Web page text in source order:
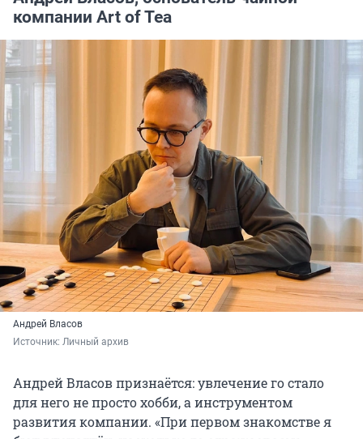
компании Art of Tea
Андрей Власов
Источник: Личный архив
Андрей Власов признаётся: увлечение го стало
для него не просто хобби, а инструментом
развития компании. «При первом знакомстве я